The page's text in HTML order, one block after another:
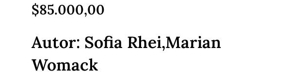
Sagas Salud y Bienestar
$85.000,00
Autor: Sofia Rhei,Marian
Womack